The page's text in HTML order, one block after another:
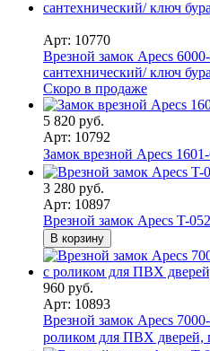
Арт: 10770
Врезной замок Apecs
сантехнический/ ключ
Скоро в продаже
5 820 руб.
Арт: 10792
Замок врезной Apecs
3 280 руб.
Арт: 10897
Врезной замок Apecs T-
В корзину
960 руб.
Арт: 10893
Врезной замок Apecs
роликом для ПВХ дверей,